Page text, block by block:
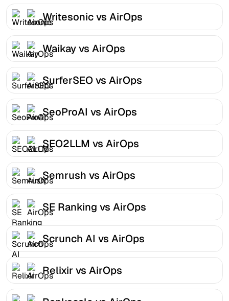
Writesonic vs AirOps
Waikay vs AirOps
SurferSEO vs AirOps
SeoProAI vs AirOps
SEO2LLM vs AirOps
Semrush vs AirOps
SE Ranking vs AirOps
Scrunch AI vs AirOps
Relixir vs AirOps